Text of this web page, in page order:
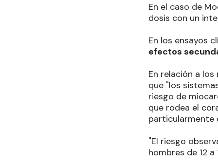
En el caso de
dosis con un
En los ensayos
efectos
En relación a
que "los
riesgo de
que rodea el
particularmente
"El riesgo
hombres de 12